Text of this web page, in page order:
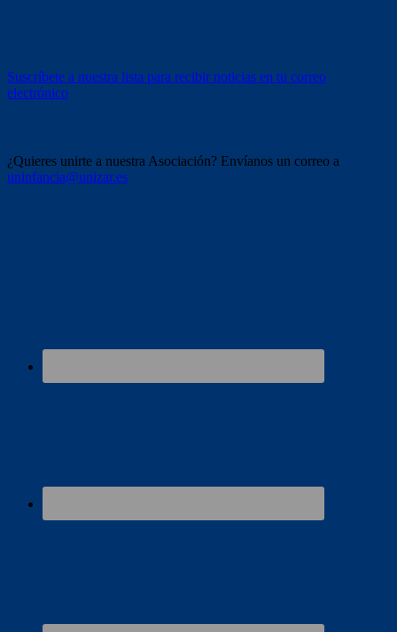
Suscríbete a nuestra lista para recibir noticias en tu correo
electrónico
¿Quieres unirte a nuestra Asociación? Envíanos un correo a
uninfancia@unizar.es